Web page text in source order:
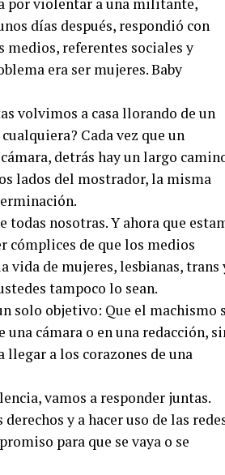
días después, respondió con
medios, referentes sociales y
era ser mujeres. Baby
volvimos a casa llorando de un
Cada vez que un
detrás hay un largo
lados del mostrador, la misma
nosotras. Y ahora que
cómplices de que los medios
vida de mujeres, lesbianas, trans
tampoco lo sean.
solo objetivo: Que el machismo
cámara o en una redacción,
a los corazones de una
vamos a responder juntas.
y a hacer uso de las
para que se vaya o se